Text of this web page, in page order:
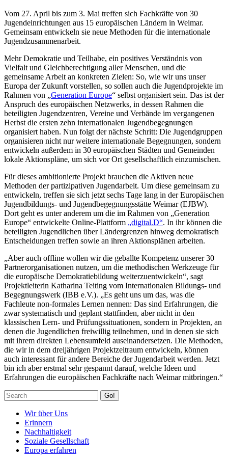
Vom 27. April bis zum 3. Mai treffen sich Fachkräfte von 30
Jugendeinrichtungen aus 15 europäischen Ländern in Weimar.
Gemeinsam entwickeln sie neue Methoden für die internationale
Jugendzusammenarbeit.
Mehr Demokratie und Teilhabe, ein positives Verständnis von
Vielfalt und Gleichberechtigung aller Menschen, und die
gemeinsame Arbeit an konkreten Zielen: So, wie wir uns unser
Europa der Zukunft vorstellen, so sollen auch die Jugendprojekte im
Rahmen von „Generation Europe“ selbst organisiert sein. Das ist der
Anspruch des europäischen Netzwerks, in dessen Rahmen die
beteiligten Jugendzentren, Vereine und Verbände im vergangenen
Herbst die ersten zehn internationalen Jugendbegegnungen
organisiert haben. Nun folgt der nächste Schritt: Die Jugendgruppen
organisieren nicht nur weitere internationale Begegnungen, sondern
entwickeln außerdem in 30 europäischen Städten und Gemeinden
lokale Aktionspläne, um sich vor Ort gesellschaftlich einzumischen.
Für dieses ambitionierte Projekt brauchen die Aktiven neue
Methoden der partizipativen Jugendarbeit. Um diese gemeinsam zu
entwickeln, treffen sie sich jetzt sechs Tage lang in der Europäischen
Jugendbildungs- und Jugendbegegnungsstätte Weimar (EJBW).
Dort geht es unter anderem um die im Rahmen von „Generation
Europe“ entwickelte Online-Plattform „digital.D“. In ihr können die
beteiligten Jugendlichen über Ländergrenzen hinweg demokratisch
Entscheidungen treffen sowie an ihren Aktionsplänen arbeiten.
„Aber auch offline wollen wir die geballte Kompetenz unserer 30
Partnerorganisationen nutzen, um die methodischen Werkzeuge für
die europäische Demokratiebildung weiterzuentwickeln“, sagt
Projektleiterin Katharina Teiting vom Internationalen Bildungs- und
Begegnungswerk (IBB e.V.). „Es geht uns um das, was die
Fachleute non-formales Lernen nennen: Das sind Erfahrungen, die
zwar systematisch und geplant stattfinden, aber nicht in den
klassischen Lern- und Prüfungssituationen, sondern in Projekten, an
denen die Jugendlichen freiwillig teilnehmen, und in denen sie sich
mit ihrem direkten Lebensumfeld auseinandersetzen. Die Methoden,
die wir in dem dreijährigen Projektzeitraum entwickeln, können
auch interessant für andere Bereiche der Jugendarbeit werden. Jetzt
bin ich aber erstmal sehr gespannt darauf, welche Ideen und
Erfahrungen die europäischen Fachkräfte nach Weimar mitbringen.“
Go!
Wir über Uns
Erinnern
Nachhaltigkeit
Soziale Gesellschaft
Europa erfahren